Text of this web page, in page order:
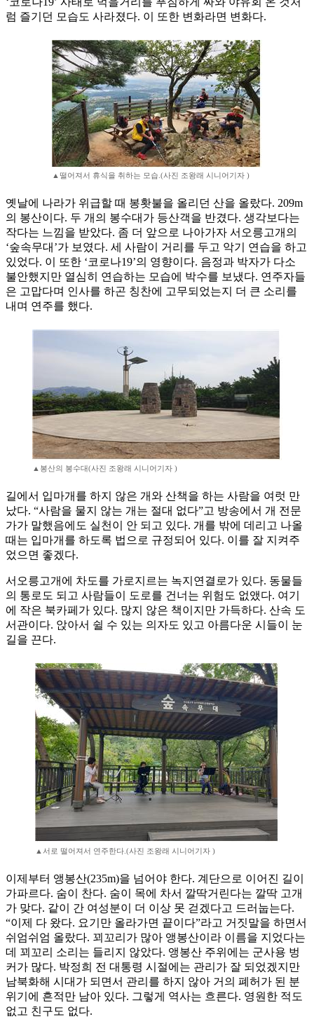
럼 즐기던 모습도 사라졌다. 이 또한 변화라면 변화다.
▲떨어져서 휴식을 취하는 모습.(사진 조왕래 시니어기자 )
옛날에 나라가 위급할 때 봉홧불을 올리던 산을 올랐다. 209m
의 봉산이다. 두 개의 봉수대가 등산객을 반겼다. 생각보다는
작다는 느낌을 받았다. 좀 더 앞으로 나아가자 서오릉고개의
‘숲속무대’가 보였다. 세 사람이 거리를 두고 악기 연습을 하고
있었다. 이 또한 ‘코로나19’의 영향이다. 음정과 박자가 다소
불안했지만 열심히 연습하는 모습에 박수를 보냈다. 연주자들
은 고맙다며 인사를 하곤 칭찬에 고무되었는지 더 큰 소리를
내며 연주를 했다.
▲봉산의 봉수대(사진 조왕래 시니어기자 )
길에서 입마개를 하지 않은 개와 산책을 하는 사람을 여럿 만
났다. “사람을 물지 않는 개는 절대 없다”고 방송에서 개 전문
가가 말했음에도 실천이 안 되고 있다. 개를 밖에 데리고 나올
때는 입마개를 하도록 법으로 규정되어 있다. 이를 잘 지켜주
었으면 좋겠다.
서오릉고개에 차도를 가로지르는 녹지연결로가 있다. 동물들
의 통로도 되고 사람들이 도로를 건너는 위험도 없앴다. 여기
에 작은 북카페가 있다. 많지 않은 책이지만 가득하다. 산속 도
서관이다. 앉아서 쉴 수 있는 의자도 있고 아름다운 시들이 눈
길을 끈다.
▲서로 떨어져서 연주한다.(사진 조왕래 시니어기자 )
이제부터 앵봉산(235m)을 넘어야 한다. 계단으로 이어진 길이
가파르다. 숨이 찬다. 숨이 목에 차서 깔딱거린다는 깔딱 고개
가 맞다. 같이 간 여성분이 더 이상 못 걷겠다고 드러눕는다.
“이제 다 왔다. 요기만 올라가면 끝이다”라고 거짓말을 하면서
쉬엄쉬엄 올랐다. 꾀꼬리가 많아 앵봉산이라 이름을 지었다는
데 꾀꼬리 소리는 들리지 않았다. 앵봉산 주위에는 군사용 벙
커가 많다. 박정희 전 대통령 시절에는 관리가 잘 되었겠지만
남북화해 시대가 되면서 관리를 하지 않아 거의 폐허가 된 분
위기에 흔적만 남아 있다. 그렇게 역사는 흐른다. 영원한 적도
없고 친구도 없다.